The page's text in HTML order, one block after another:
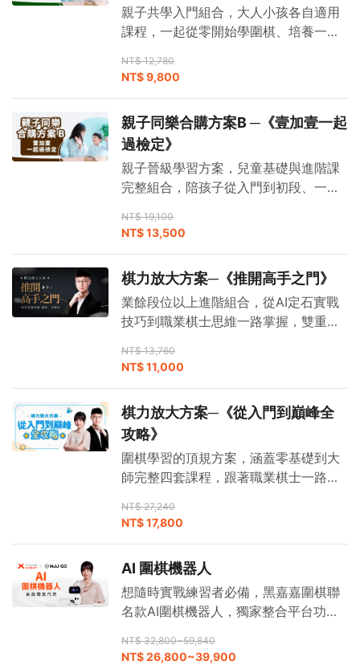
親子共學入門組合，大人小孩各自適用
課程，一起從零開始學圍棋、培養一輩
NT$ 12,780
NT$ 9,800
親子同樂合購方案B ─《壹加壹一起
過檢定》
親子晉級學習方案，兒童基礎與進階課
完整組合，陪孩子從入門到初段、一起
NT$ 19,100
NT$ 13,500
棋力放大方案─《推開高手之門》
業餘段位以上進階組合，從AI定石實戰
技巧到職業棋士思維一路掌握，雙重提
NT$ 13,760
NT$ 11,000
棋力放大方案─《從入門到巔峰全
攻略》
圍棋學習的頂規方案，涵蓋零基礎到大
師完整四套課程，跟著職業棋士一路學
NT$ 27,240
NT$ 17,800
AI 圍棋機器人
想隨時實戰練習者必備，黑嘉嘉圍棋聯
名款AI圍棋機器人，獨家整合平台功
NT$ 32,800~59,840
NT$ 26,800~39,900